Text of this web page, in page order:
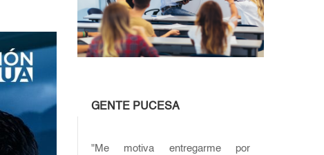
GENTE PUCESA
"Me motiva entregarme por